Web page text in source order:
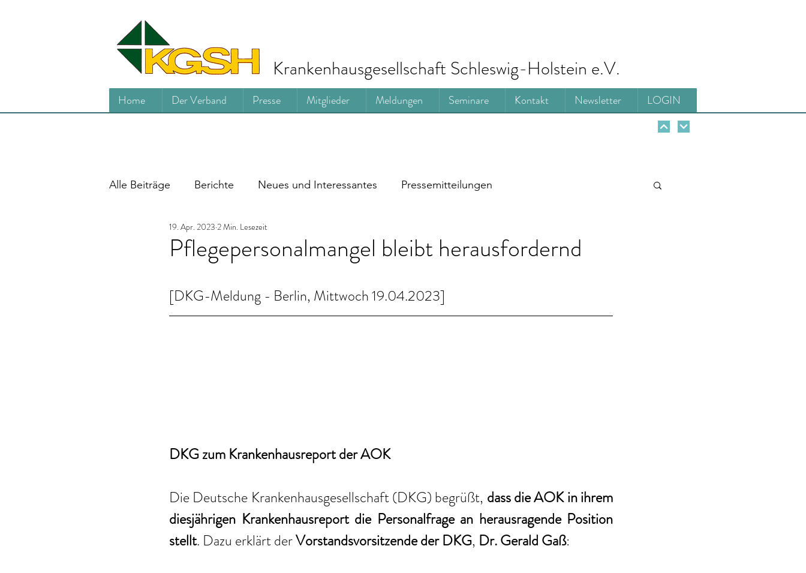
Home Der Verband Presse Mitglieder Meldungen Seminare Kontakt Newsletter LOGIN
Krankenhausgesellschaft Schleswig-Holstein e.V.
Alle Beiträge Berichte Neues und Interessantes Pressemitteilungen
Pflegepersonalmangel bleibt herausfordernd
19. Apr. 2023 2 Min. Lesezeit
[DKG-Meldung - Berlin, Mittwoch 19.04.2023]
DKG zum Krankenhausreport der AOK
Die Deutsche Krankenhausgesellschaft (DKG) begrüßt, dass die AOK in ihrem
diesjährigen Krankenhausreport die Personalfrage an herausragende Position
stellt. Dazu erklärt der Vorstandsvorsitzende der DKG, Dr. Gerald Gaß: